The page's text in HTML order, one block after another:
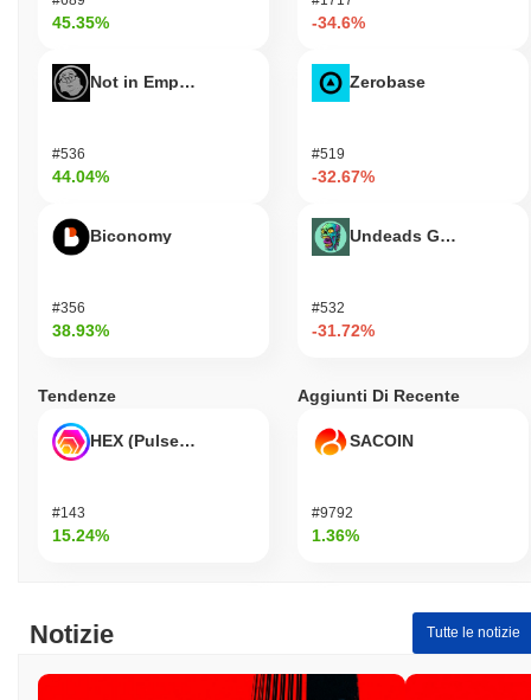
45.35%
Not in Employment, Education, or Training
#536
44.04%
Biconomy
#356
38.93%
-34.6%
Zerobase
#519
-32.67%
Undeads Games
#532
-31.72%
Tendenze
HEX (Pulsechain)
#143
15.24%
Aggiunti Di Recente
SACOIN
#9792
1.36%
Notizie Tutte le notizie